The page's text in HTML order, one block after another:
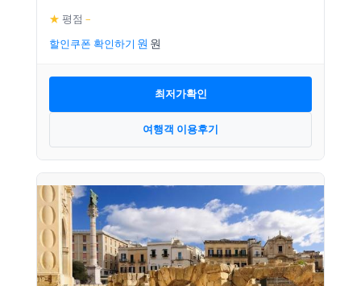
★ 평점 –
할인쿠폰 확인하기
최저가확인
여행객 이용후기